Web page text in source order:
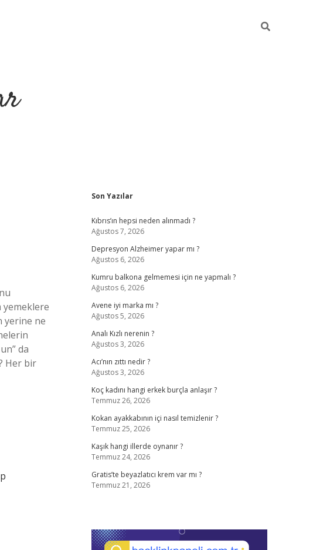
yemeklere
yerine ne
da
Her bir
Sidebar
Son Yazılar
Kıbrıs’ın hepsi neden alınmadı ?
Ağustos 7, 2026
Depresyon Alzheimer yapar mı ?
Ağustos 6, 2026
Kumru balkona gelmemesi için ne yapmalı ?
Ağustos 6, 2026
Avene iyi marka mı ?
Ağustos 5, 2026
Analı Kızlı nerenin ?
Ağustos 3, 2026
Acı’nın zıttı nedir ?
Ağustos 3, 2026
Koç kadını hangi erkek burçla anlaşır ?
Temmuz 26, 2026
Kokan ayakkabının içi nasıl temizlenir ?
Temmuz 25, 2026
Kaşık hangi illerde oynanır ?
Temmuz 24, 2026
Gratis’te beyazlatıcı krem var mı ?
Temmuz 21, 2026